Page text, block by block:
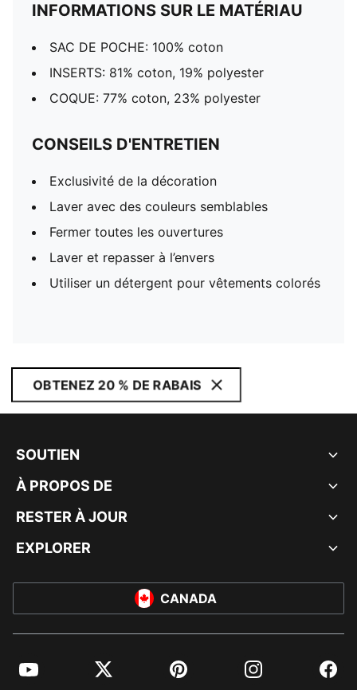
INFORMATIONS SUR LE MATÉRIAU
SAC DE POCHE: 100% coton
INSERTS: 81% coton, 19% polyester
COQUE: 77% coton, 23% polyester
CONSEILS D'ENTRETIEN
Exclusivité de la décoration
Laver avec des couleurs semblables
Fermer toutes les ouvertures
Laver et repasser à l’envers
Utiliser un détergent pour vêtements colorés
OBTENEZ 20 % DE RABAIS
SOUTIEN
À PROPOS DE
RESTER À JOUR
EXPLORER
CANADA
YouTube Twitter Pinterest Instagram